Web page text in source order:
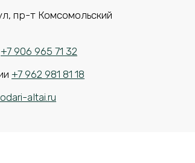
пр-т Комсомольский
+7 906 965 71 32
+7 962 981 81 18
altai.ru